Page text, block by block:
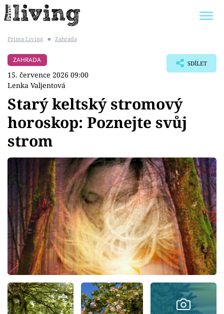
BYDLENÍ SLAVNÝCH
Témata
Bydlení
Zahrada
Design
Sledujte prima+
Přihlášení
Sledujte nás
Prima Living ■ Zahrada
ZAHRADA
15. července 2026 09:00
Lenka Valjentová
SDÍLET
Starý keltský stromový
horoskop: Poznejte svůj
strom